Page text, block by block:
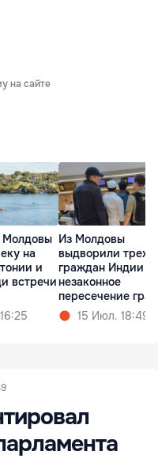
на сайте
Молдовы
на
и
встречи
Из Молдовы
выдворили трех
граждан Индии за
незаконное
пересечение
15 Июл. 18:49